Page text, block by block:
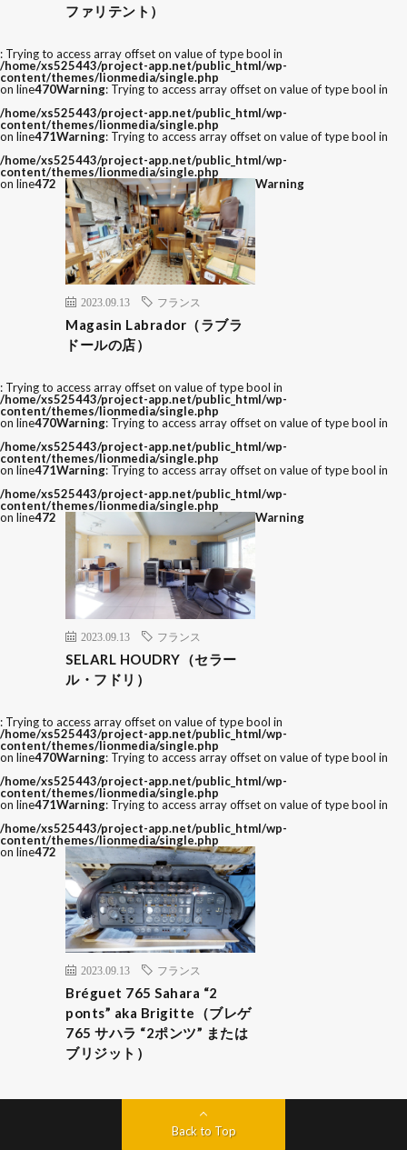
ファリテント）
: Trying to access array offset on value of type bool in
/home/xs525443/project-app.net/public_html/wp-
content/themes/lionmedia/single.php
on line470Warning: Trying to access array offset on value of type bool in
/home/xs525443/project-app.net/public_html/wp-
content/themes/lionmedia/single.php
on line471Warning: Trying to access array offset on value of type bool in
/home/xs525443/project-app.net/public_html/wp-
content/themes/lionmedia/single.php
on line472
2023.09.13 フランス
Magasin Labrador（ラブラ
ドールの店）
Warning
: Trying to access array offset on value of type bool in
/home/xs525443/project-app.net/public_html/wp-
content/themes/lionmedia/single.php
on line470Warning: Trying to access array offset on value of type bool in
/home/xs525443/project-app.net/public_html/wp-
content/themes/lionmedia/single.php
on line471Warning: Trying to access array offset on value of type bool in
/home/xs525443/project-app.net/public_html/wp-
content/themes/lionmedia/single.php
on line472
2023.09.13 フランス
SELARL HOUDRY（セラー
ル・フドリ）
Warning
: Trying to access array offset on value of type bool in
/home/xs525443/project-app.net/public_html/wp-
content/themes/lionmedia/single.php
on line470Warning: Trying to access array offset on value of type bool in
/home/xs525443/project-app.net/public_html/wp-
content/themes/lionmedia/single.php
on line471Warning: Trying to access array offset on value of type bool in
/home/xs525443/project-app.net/public_html/wp-
content/themes/lionmedia/single.php
on line472
2023.09.13 フランス
Bréguet 765 Sahara “2
ponts” aka Brigitte（ブレゲ
765 サハラ “2ポンツ” または
ブリジット）
Back to Top